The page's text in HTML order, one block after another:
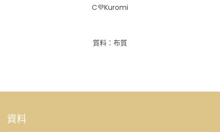
C💜Kuromi
質料：布質
資料